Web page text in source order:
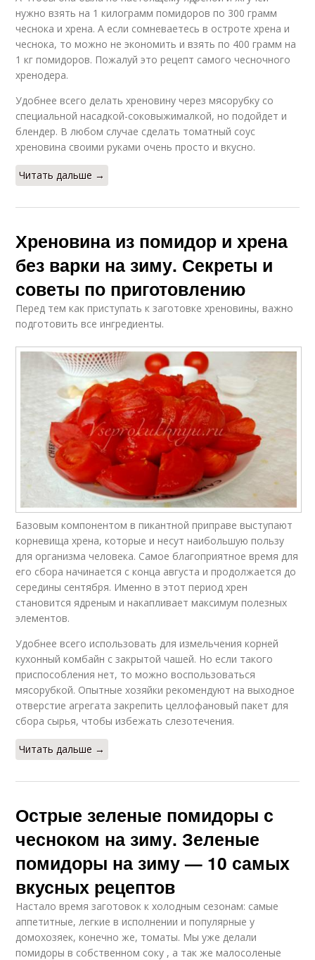
нужно взять на 1 килограмм помидоров по 300 грамм
чеснока и хрена. А если сомневаетесь в остроте хрена и
чеснока, то можно не экономить и взять по 400 грамм на
1 кг помидоров. Пожалуй это рецепт самого чесночного
хренодера.
Удобнее всего делать хреновину через мясорубку со
специальной насадкой-соковыжималкой, но подойдет и
блендер. В любом случае сделать томатный соус
хреновина своими руками очень просто и вкусно.
Читать дальше →
Хреновина из помидор и хрена
без варки на зиму. Секреты и
советы по приготовлению
Перед тем как приступать к заготовке хреновины, важно
подготовить все ингредиенты.
Базовым компонентом в пикантной приправе выступают
корневища хрена, которые и несут наибольшую пользу
для организма человека. Самое благоприятное время для
его сбора начинается с конца августа и продолжается до
середины сентября. Именно в этот период хрен
становится ядреным и накапливает максимум полезных
элементов.
Удобнее всего использовать для измельчения корней
кухонный комбайн с закрытой чашей. Но если такого
приспособления нет, то можно воспользоваться
мясорубкой. Опытные хозяйки рекомендуют на выходное
отверстие агрегата закрепить целлофановый пакет для
сбора сырья, чтобы избежать слезотечения.
Читать дальше →
Острые зеленые помидоры с
чесноком на зиму. Зеленые
помидоры на зиму — 10 самых
вкусных рецептов
Настало время заготовок к холодным сезонам: самые
аппетитные, легкие в исполнении и популярные у
домохозяек, конечно же, томаты. Мы уже делали
помидоры в собственном соку , а так же малосоленые